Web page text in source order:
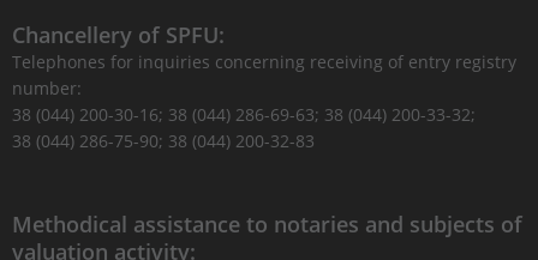
Chancellery of SPFU:
Telephones for inquiries concerning receiving of entry registry
number:
38 (044) 200-30-16; 38 (044) 286-69-63; 38 (044) 200-33-32;
38 (044) 286-75-90; 38 (044) 200-32-83
Methodical assistance to notaries and subjects of
valuation activity: